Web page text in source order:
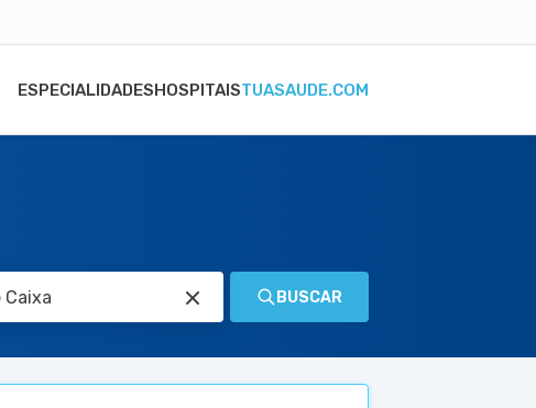
ESPECIALIDADESHOSPITAISTUASAUDE.COM
BUSCAR